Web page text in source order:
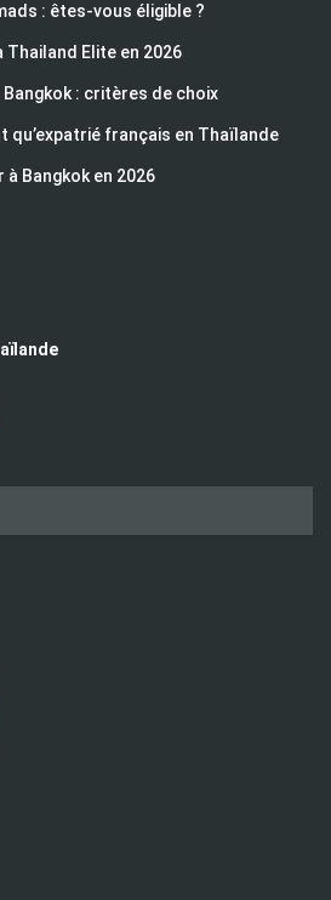
: êtes-vous éligible ?
Thailand Elite en 2026
: critères de choix
qu’expatrié français en Thaïlande
à Bangkok en 2026